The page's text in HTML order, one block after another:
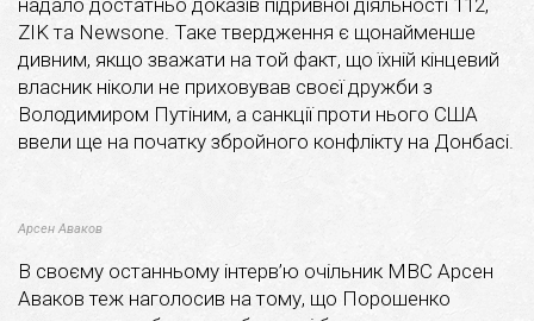
ZIK та Newsone. Таке твердження є щонайменше
дивним, якщо зважати на той факт, що їхній кінцевий
власник ніколи не приховував своєї дружби з
Володимиром Путіним, а санкції проти нього США
ввели ще на початку збройного конфлікту на Донбасі.
Арсен Аваков
В своєму останньому інтерв’ю очільник МВС Арсен
Аваков теж наголосив на тому, що Порошенко